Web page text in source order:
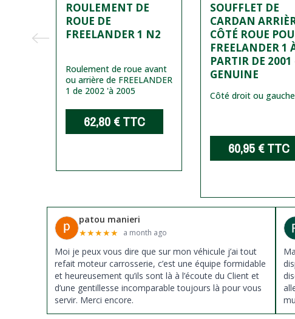
ROULEMENT DE
ROUE DE
FREELANDER 1 N2
Roulement de roue avant
ou arrière de FREELANDER
1 de 2002 'à 2005
62,80 €TTC
SOUFFLET DE
CARDAN
CÔTÉ ROUE
FREELANDER 1
PARTIR DE 2001
GENUINE
Côté droit ou
60,95 €TTC
patou manieri
★★★★★ a month ago
Moi je peux vous dire que sur mon véhicule j’ai tout
refait moteur carrosserie, c’est une équipe formidable
et heureusement qu’ils sont là à l’écoute du Client et
d’une gentillesse incomparable toujours là pour vous
servir. Merci encore.